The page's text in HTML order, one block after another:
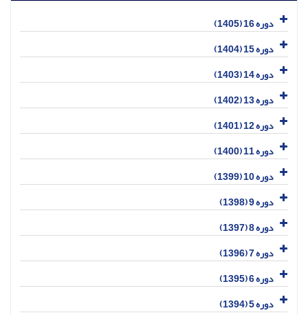
دوره 16 (1405)
دوره 15 (1404)
دوره 14 (1403)
دوره 13 (1402)
دوره 12 (1401)
دوره 11 (1400)
دوره 10 (1399)
دوره 9 (1398)
دوره 8 (1397)
دوره 7 (1396)
دوره 6 (1395)
دوره 5 (1394)